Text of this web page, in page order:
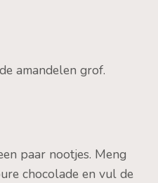
amandelen grof.
paar nootjes. Meng
chocolade en vul de